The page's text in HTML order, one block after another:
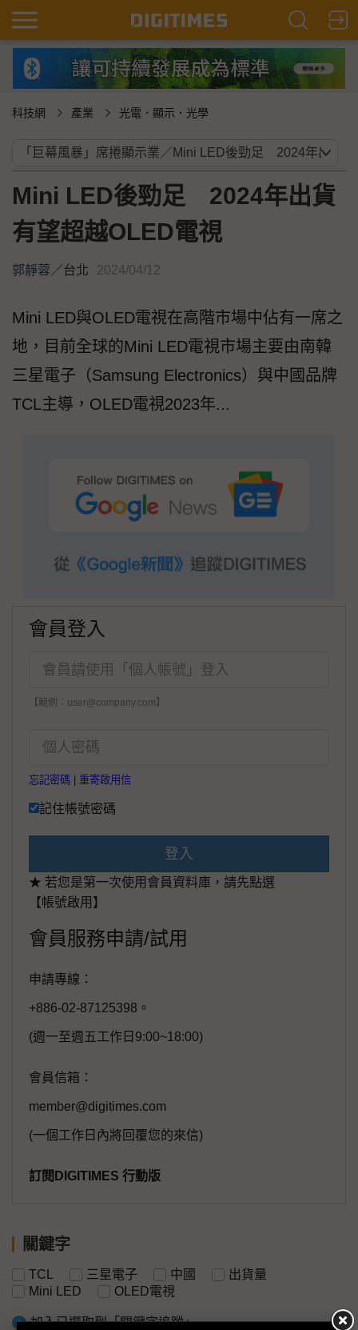
科技網 產業 光電．顯示．光學
Mini LED後勁足 2024年出貨
有望超越OLED電視
郭靜蓉／台北 2024/04/12
Mini LED與OLED電視在高階市場中佔有一席之
地，目前全球的Mini LED電視市場主要由南韓
三星電子（Samsung Electronics）與中國品牌
TCL主導，OLED電視2023年...
會員登入
【範例：user@company.com】
忘記密碼 重寄啟用信
記住帳號密碼
登入
★ 若您是第一次使用會員資料庫，請先點選
【帳號啟用】
會員服務申請/試用
申請專線：
+886-02-87125398。
(週一至週五工作日9:00~18:00)
會員信箱：
member@digitimes.com
(一個工作日內將回覆您的來信)
訂閱DIGITIMES 行動版
關鍵字
TCL 三星電子 中國
出貨量
Mini LED
OLED電視
加入已選取到「關鍵字追蹤」